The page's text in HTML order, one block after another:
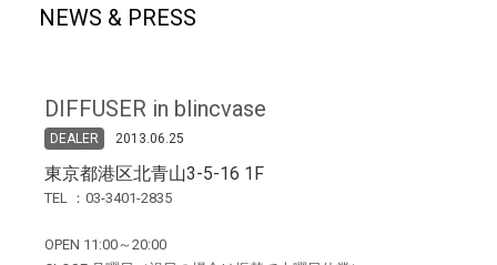
NEWS & PRESS
DIFFUSER in blincvase
DEALER 2013.06.25
東京都港区北青山3-5-16 1F
TEL ：03-3401-2835
OPEN 11:00～20:00